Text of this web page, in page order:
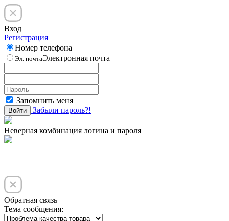
Вход
Регистрация
Номер телефона
Эл. почтаЭлектронная почта
Запомнить меня
Войти Забыли пароль?!
Неверная комбинация логина и пароля
Обратная связь
Тема сообщения: